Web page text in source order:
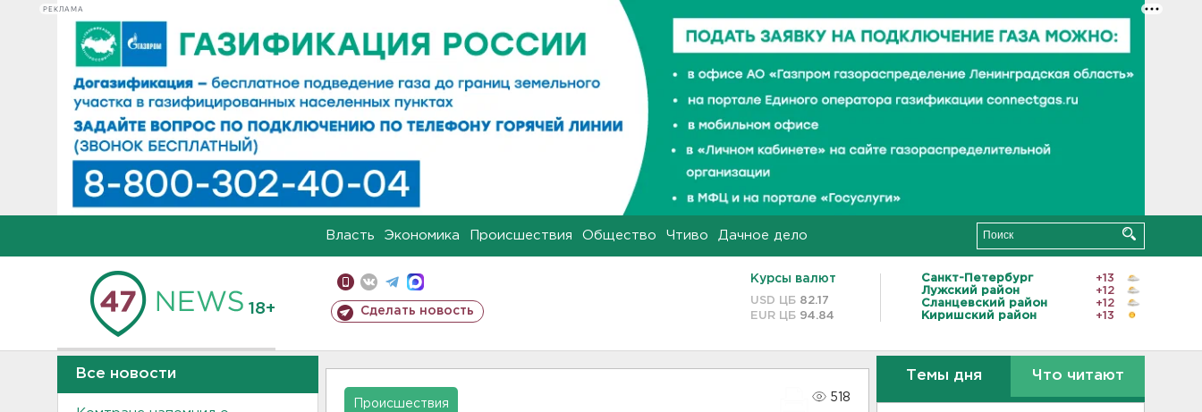
РЕКЛАМА
Власть Экономика Происшествия Общество Чтиво Дачное дело
18+ Сделать новость
Курсы валют
USD ЦБ 82.17
EUR ЦБ 94.84
Санкт-Петербург
+13
Лужский район
+12
Сланцевский район
+12
Киришский район
+13
Все новости
Происшествия
518
Темы дня Что читают